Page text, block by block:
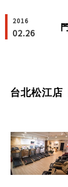
2016
02.26
台北松江店